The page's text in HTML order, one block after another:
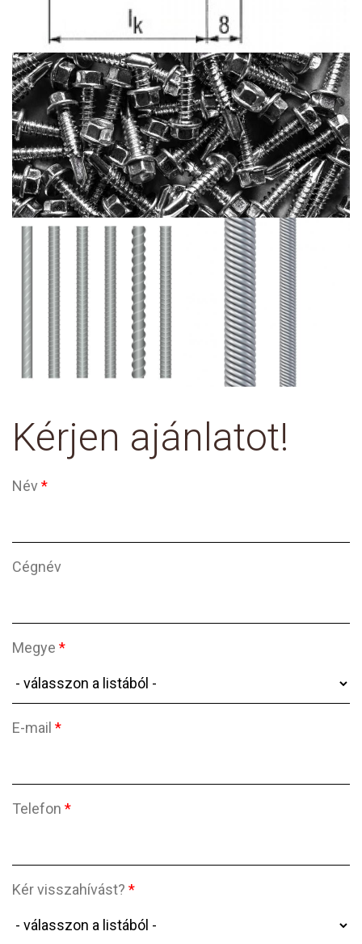
Kérjen ajánlatot!
Név*
Cégnév
Megye *
E-mail *
Telefon *
Kér visszahívást? *